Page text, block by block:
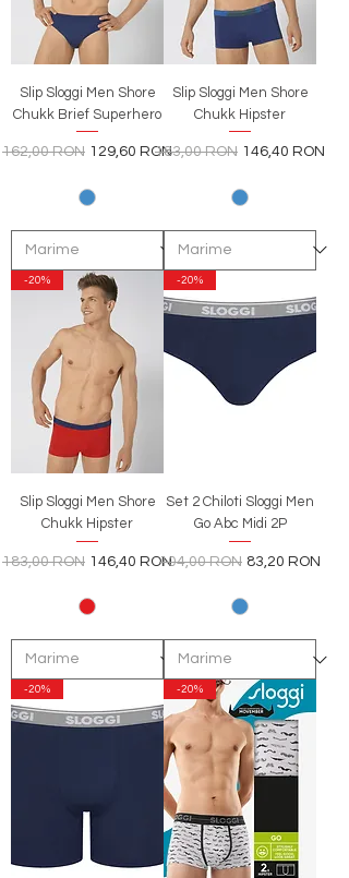
Slip Sloggi Men Shore
Chukk Brief Superhero
Preț normal
162,00 RON Preț redus
129,60 RON
Slip Sloggi Men Shore
Chukk Hipster
Preț normal
183,00 RON Preț redus
146,40 RON
-20%
Slip Sloggi Men Shore
Chukk Hipster
Preț normal
183,00 RON Preț redus
146,40 RON
-20%
Set 2 Chiloti Sloggi Men
Go Abc Midi 2P
Preț normal
104,00 RON Preț redus
83,20 RON
-20% -20%